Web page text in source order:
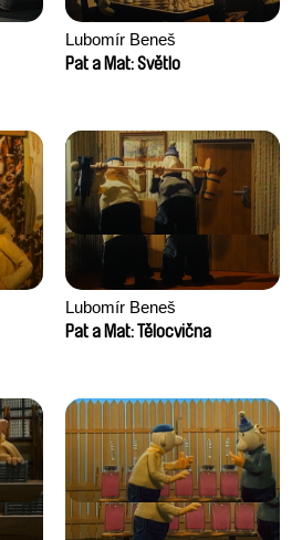
Lubomír Beneš
Pat a Mat: Světlo
Lubomír Beneš
Pat a Mat: Tělocvična